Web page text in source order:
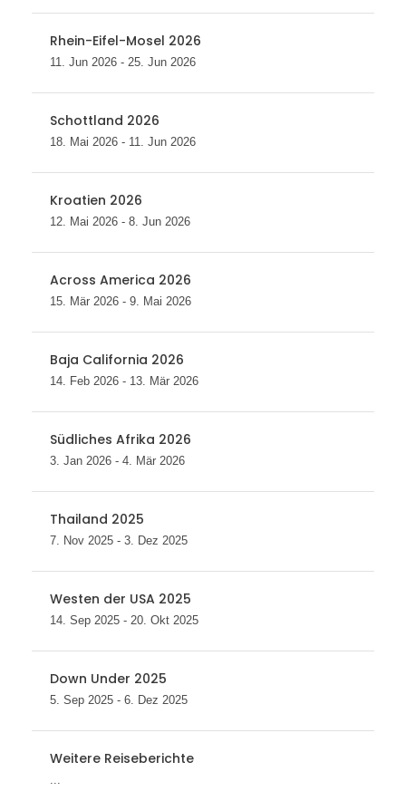
Rhein-Eifel-Mosel 2026
11. Jun 2026 - 25. Jun 2026
Schottland 2026
18. Mai 2026 - 11. Jun 2026
Kroatien 2026
12. Mai 2026 - 8. Jun 2026
Across America 2026
15. Mär 2026 - 9. Mai 2026
Baja California 2026
14. Feb 2026 - 13. Mär 2026
Südliches Afrika 2026
3. Jan 2026 - 4. Mär 2026
Thailand 2025
7. Nov 2025 - 3. Dez 2025
Westen der USA 2025
14. Sep 2025 - 20. Okt 2025
Down Under 2025
5. Sep 2025 - 6. Dez 2025
Weitere Reiseberichte
...